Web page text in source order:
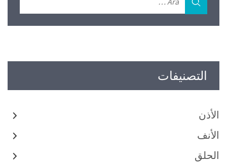
التصنيفات
الأذن
الأنف
الحلق